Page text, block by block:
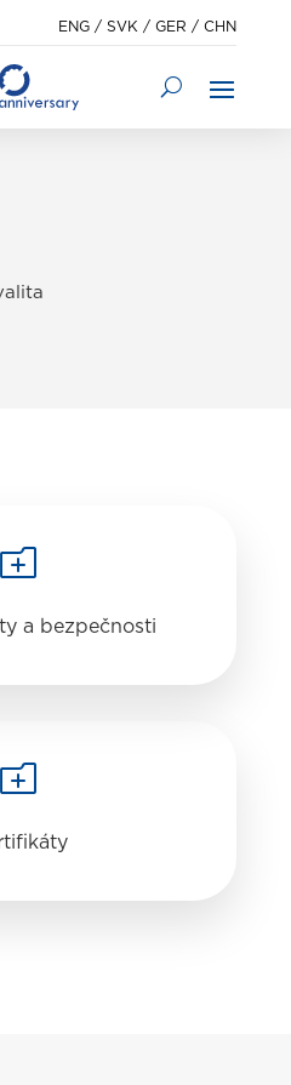
ENG /SVK /GER /CHN
o
a bezpečnosti
o